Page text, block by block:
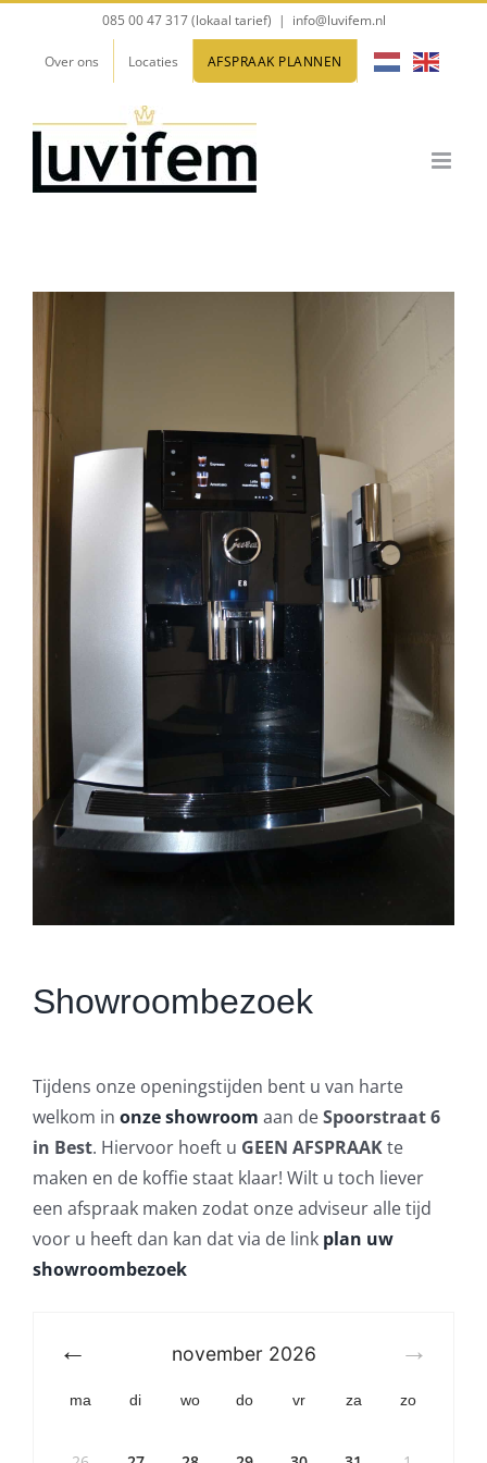
085 00 47 317 (lokaal tarief) | info@luvifem.nl
Over ons Locaties AFSPRAAK PLANNEN
Showroombezoek
Tijdens onze openingstijden bent u van harte
welkom in onze showroom aan deSpoorstraat 6
in Best. Hiervoor hoeft u GEEN AFSPRAAKte
maken en de koffie staat klaar! Wilt u toch liever
een afspraak maken zodat onze adviseur alle tijd
voor u heeft dan kan dat via de link plan uw
showroombezoek
november 2026
ma di wo do vr za zo